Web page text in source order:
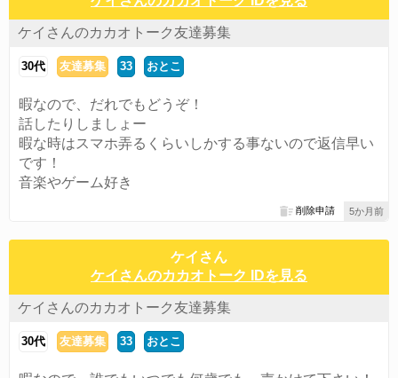
ケイさんのカカオトーク友達募集
30代 友達募集 33 おとこ
暇なので、だれでもどうぞ！
話したりしましょー
暇な時はスマホ弄るくらいしかする事ないので返信早い
です！
音楽やゲーム好き
5か月前
削除申請
ケイさん
ケイさんのカカオトーク IDを見る
ケイさんのカカオトーク友達募集
30代 友達募集 33 おとこ